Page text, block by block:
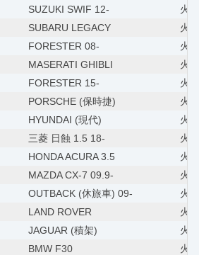
SUZUKI SWIF 12-
火
SUBARU LEGACY
火
FORESTER 08-
火
MASERATI GHIBLI
火
FORESTER 15-
火
PORSCHE (保時捷)
火
HYUNDAI (現代)
火
三菱 日蝕 1.5 18-
火
HONDA ACURA 3.5
火
MAZDA CX-7 09.9-
火
OUTBACK (休旅車) 09-
火
LAND ROVER
火
JAGUAR (積架)
火
BMW F30
火